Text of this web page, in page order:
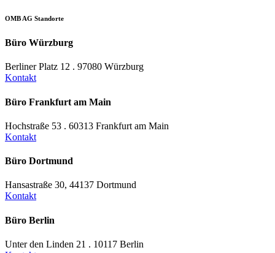
OMB AG Standorte
Büro Würzburg
Berliner Platz 12 . 97080 Würzburg
Kontakt
Büro Frankfurt am Main
Hochstraße 53 . 60313 Frankfurt am Main
Kontakt
Büro Dortmund
Hansastraße 30, 44137 Dortmund
Kontakt
Büro Berlin
Unter den Linden 21 . 10117 Berlin